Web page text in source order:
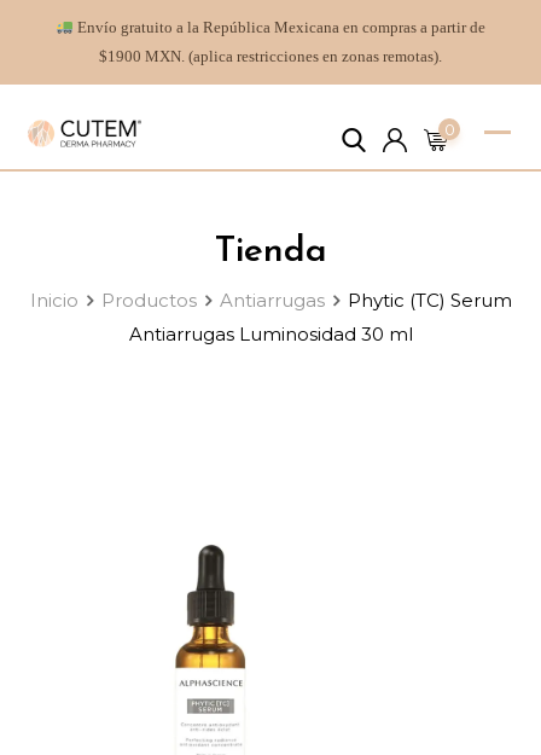
Envío gratuito a la República Mexicana en compras a partir de
$1900 MXN. (aplica restricciones en zonas remotas).
0
Tienda
Inicio Productos Antiarrugas
Phytic (TC) Serum
Antiarrugas Luminosidad 30 ml